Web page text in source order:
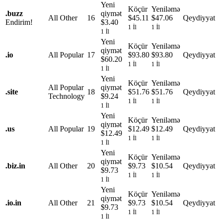
.buzz
Endirim!
All Other 16
Yeni
qiymət
$3.40
1 İl
Köçür
$45.11
1 İl
Yeniləmə
$47.06
1 İl
Qeydiyyat
.io All Popular 17
Yeni
qiymət
$60.20
1 İl
Köçür
$93.80
1 İl
Yeniləmə
$93.80
1 İl
Qeydiyyat
.site
All Popular
Technology
18
Yeni
qiymət
$9.24
1 İl
Köçür
$51.76
1 İl
Yeniləmə
$51.76
1 İl
Qeydiyyat
.us All Popular 19
Yeni
qiymət
$12.49
1 İl
Köçür
$12.49
1 İl
Yeniləmə
$12.49
1 İl
Qeydiyyat
.biz.in All Other 20
Yeni
qiymət
$9.73
1 İl
Köçür
$9.73
1 İl
Yeniləmə
$10.54
1 İl
Qeydiyyat
.io.in All Other 21
Yeni
qiymət
$9.73
1 İl
Köçür
$9.73
1 İl
Yeniləmə
$10.54
1 İl
Qeydiyyat